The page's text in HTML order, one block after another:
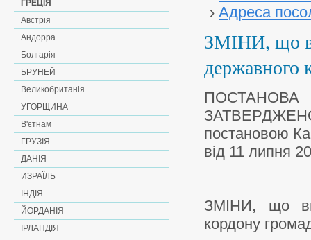
ГРЕЦІЯ
Австрія
Андорра
Болгарія
БРУНЕЙ
Великобританія
УГОРЩИНА
В'єтнам
ГРУЗІЯ
ДАНІЯ
ИЗРАЇЛЬ
ІНДІЯ
ЙОРДАНІЯ
ІРЛАНДІЯ
› Адреса
ЗМІНИ, що
державного
ПОСТАНОВА
постановою
від 11 липня
ЗМІНИ, що
кордону